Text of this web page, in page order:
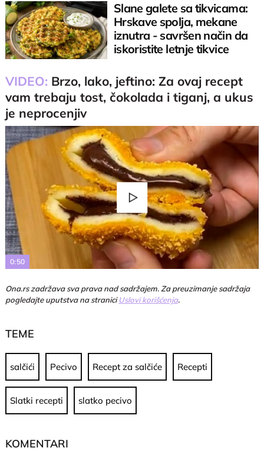
Slane galete sa tikvicama:
Hrskave spolja, mekane
iznutra - savršen način da
iskoristite letnje tikvice
VIDEO: Brzo, lako, jeftino: Za ovaj recept
vam trebaju tost, čokolada i tiganj, a ukus
je neprocenjiv
Play
Video
0:50
Ona.rs zadržava sva prava nad sadržajem. Za preuzimanje sadržaja
pogledajte uputstva na straniciUslovi korišćenja.
TEME
salčići Pecivo Recept za salčiće Recepti
Slatki recepti slatko pecivo
KOMENTARI